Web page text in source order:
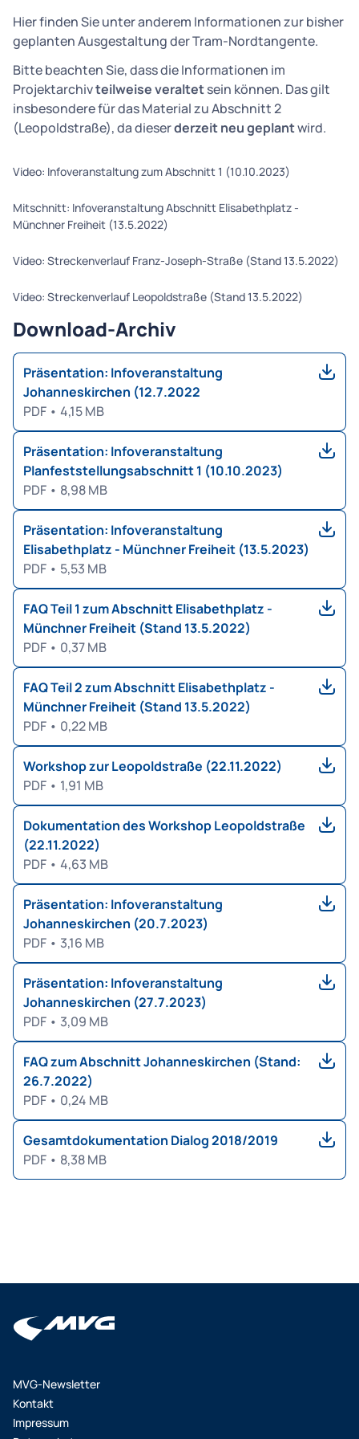
Hier finden Sie unter anderem Informationen zur bisher
geplanten Ausgestaltung der Tram-Nordtangente.
Bitte beachten Sie, dass die Informationen im
Projektarchivteilweise veraltetsein können. Das gilt
insbesondere für das Material zu Abschnitt 2
(Leopoldstraße), da dieserderzeit neu geplantwird.
Download-Archiv
Präsentation: Infoveranstaltung
Johanneskirchen (12.7.2022
PDF • 4,15 MB
Präsentation: Infoveranstaltung
Planfeststellungsabschnitt 1 (10.10.2023)
PDF • 8,98 MB
Präsentation: Infoveranstaltung
Elisabethplatz - Münchner Freiheit (13.5.2023)
PDF • 5,53 MB
FAQ Teil 1 zum Abschnitt Elisabethplatz -
Münchner Freiheit (Stand 13.5.2022)
PDF • 0,37 MB
FAQ Teil 2 zum Abschnitt Elisabethplatz -
Münchner Freiheit (Stand 13.5.2022)
PDF • 0,22 MB
Workshop zur Leopoldstraße (22.11.2022)
PDF • 1,91 MB
Dokumentation des Workshop Leopoldstraße
(22.11.2022)
PDF • 4,63 MB
Präsentation: Infoveranstaltung
Johanneskirchen (20.7.2023)
PDF • 3,16 MB
Präsentation: Infoveranstaltung
Johanneskirchen (27.7.2023)
PDF • 3,09 MB
FAQ zum Abschnitt Johanneskirchen (Stand:
26.7.2022)
PDF • 0,24 MB
Gesamtdokumentation Dialog 2018/2019
PDF • 8,38 MB
MVG-Newsletter
Kontakt
Impressum